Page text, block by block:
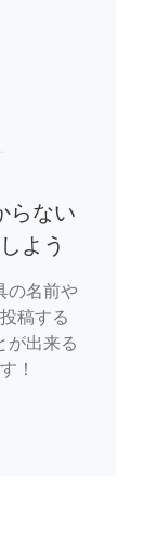
らない
よう
の名前や
稿する
が出来る
！